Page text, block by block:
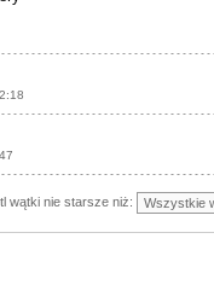
wątki nie starsze niż: